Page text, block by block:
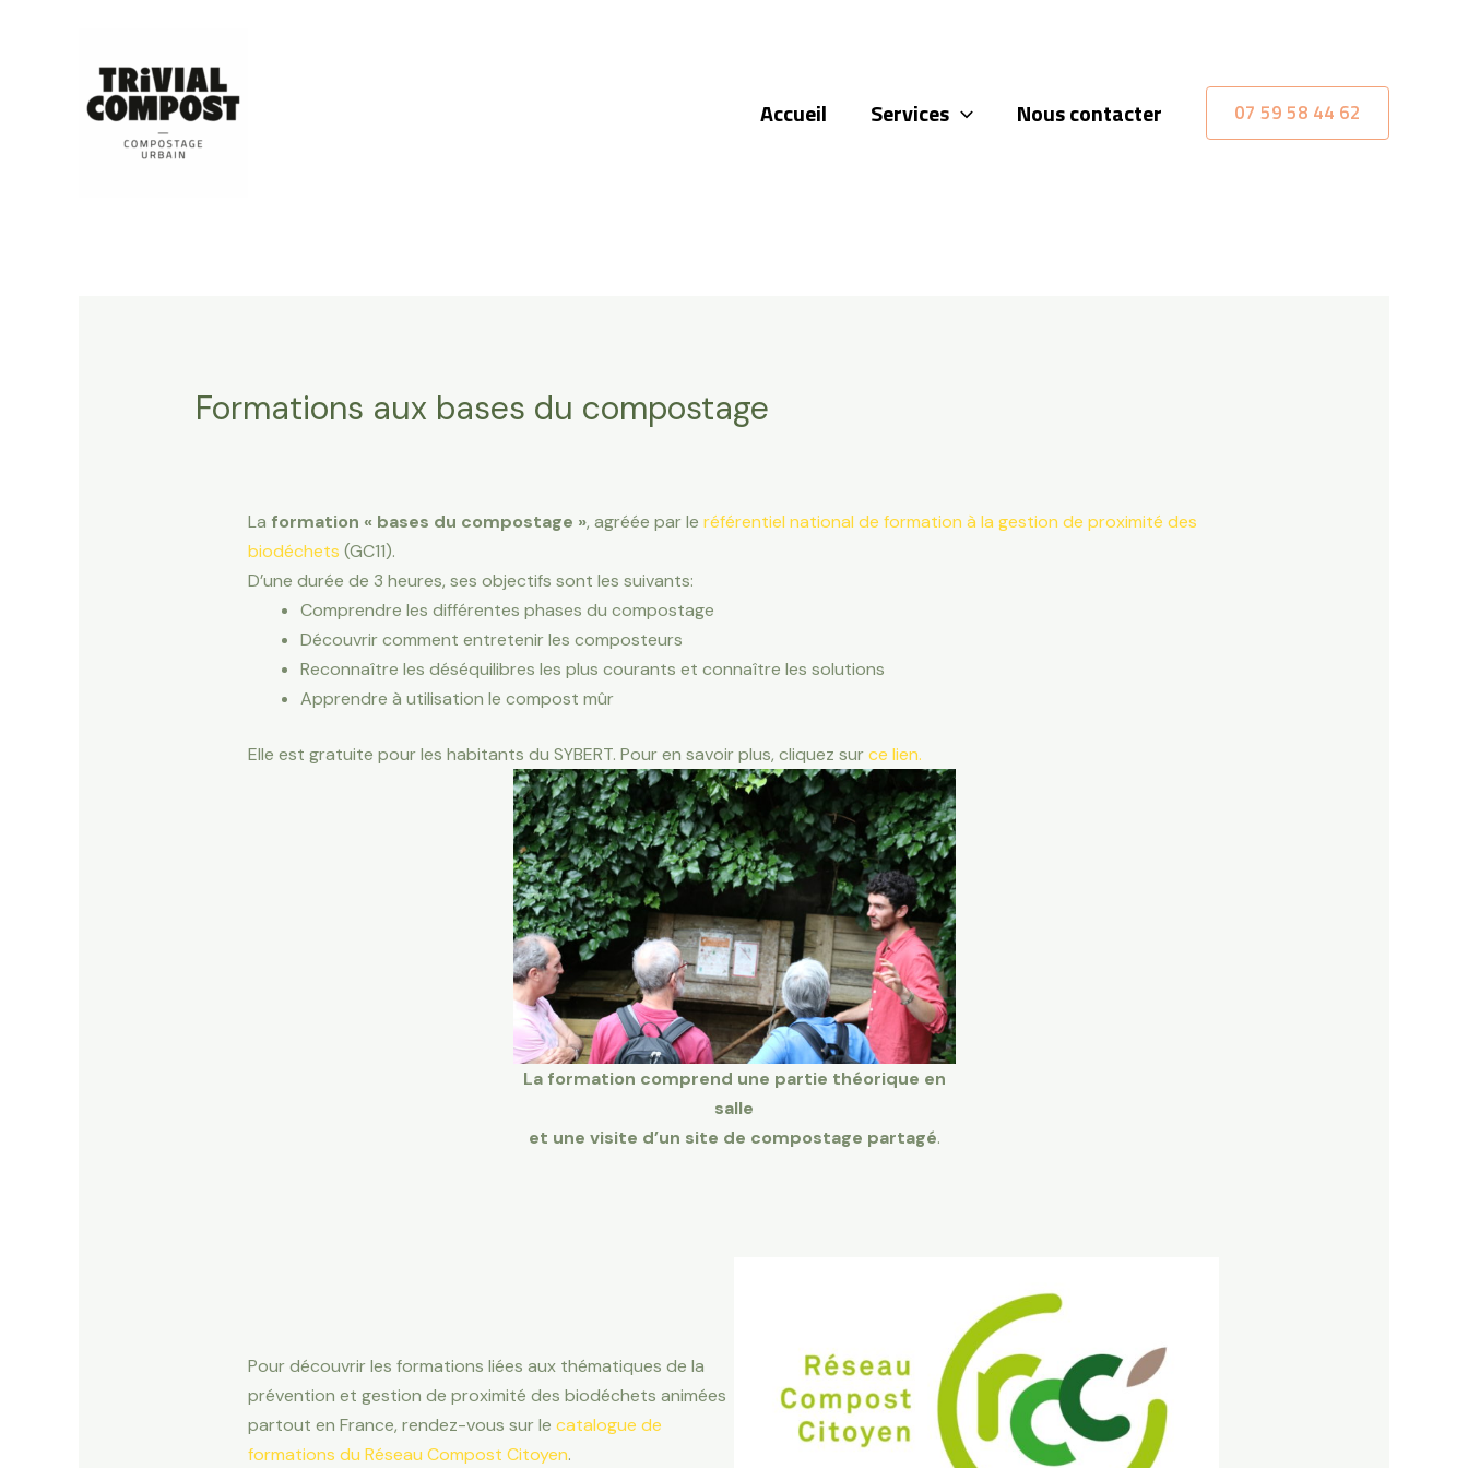
Accueil Services Nous contacter 07 59 58 44 62
Formations aux bases du compostage
La formation « bases du compostage », agréée par le référentiel national de formation à la gestion de proximité des
biodéchets (GC11).
D’une durée de 3 heures, ses objectifs sont les suivants:
Comprendre les différentes phases du compostage
Découvrir comment entretenir les composteurs
Reconnaître les déséquilibres les plus courants et connaître les solutions
Apprendre à utilisation le compost mûr
Elle est gratuite pour les habitants du SYBERT. Pour en savoir plus, cliquez surce lien.
La formation comprend une partie théorique en
salle
et une visite d’un site de compostage partagé.
Pour découvrir les formations liées aux thématiques de la
prévention et gestion de proximité des biodéchets animées
partout en France, rendez-vous sur le catalogue de
formations du Réseau Compost Citoyen.